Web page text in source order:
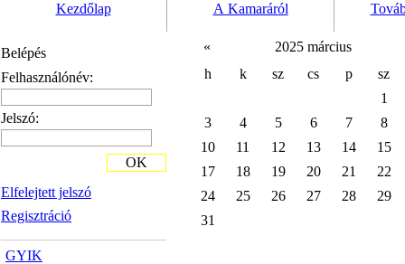
Kezdőlap A Kamaráról
Belépés
Felhasználónév:
Jelszó:
Elfelejtett jelszó
Regisztráció
OK
GYIK
«
2025 március
h
k sz cs p
sz
1
3
4 5 6 7
8
10
11 12 13 14
15
17
18 19 20 21
22
24
25 26 27 28
29
31